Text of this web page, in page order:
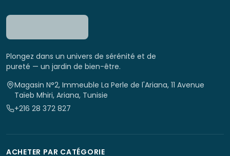
Plongez dans un univers de sérénité et de
pureté — un jardin de bien-être.
Magasin N°2, Immeuble La Perle de l'Ariana, 11 Avenue
Taïeb Mhiri, Ariana, Tunisie
+216 28 372 827
ACHETER PAR CATÉGORIE